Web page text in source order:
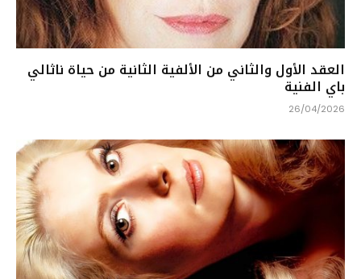
العقد الأول والثاني من الألفية الثانية من حياة ناثالي
باي الفنية
26/04/2026